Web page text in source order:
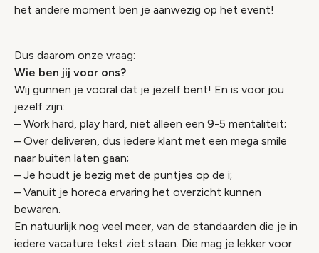
het andere moment ben je aanwezig op het event!
Dus daarom onze vraag:
Wie ben jij voor ons?
Wij gunnen je vooral dat je jezelf bent! En is voor jou
jezelf zijn:
– Work hard, play hard, niet alleen een 9-5 mentaliteit;
– Over deliveren, dus iedere klant met een mega smile
naar buiten laten gaan;
– Je houdt je bezig met de puntjes op de i;
– Vanuit je horeca ervaring het overzicht kunnen
bewaren.
En natuurlijk nog veel meer, van de standaarden die je in
iedere vacature tekst ziet staan. Die mag je lekker voor